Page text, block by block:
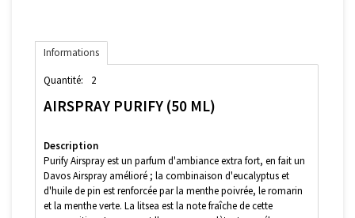
Informations
Quantité: 2
AIRSPRAY PURIFY (50 ML)
Description
Purify Airspray est un parfum d'ambiance extra fort, en fait un
Davos Airspray amélioré ; la combinaison d'eucalyptus et
d'huile de pin est renforcée par la menthe poivrée, le romarin
et la menthe verte. La litsea est la note fraîche de cette